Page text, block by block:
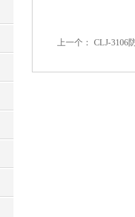
上一个： CLJ-3106